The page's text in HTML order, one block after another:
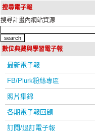
搜尋電子報
搜尋計畫內網站資源
數位典藏與學習電子報
最新電子報
FB/Plurk粉絲專區
照片集錦
各期電子報回顧
訂閱/退訂電子報